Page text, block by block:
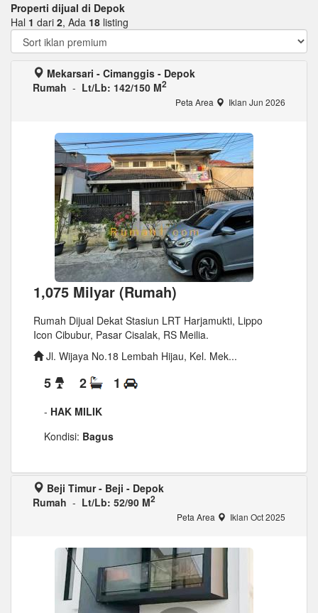
Properti dijual di Depok
Hal 1 dari 2, Ada 18 listing
Mekarsari - Cimanggis - Depok
Rumah - Lt/Lb: 142/150 M2
Peta Area Iklan Jun 2026
1,075 Milyar (Rumah)
Rumah Dijual Dekat Stasiun LRT Harjamukti, Lippo
Icon Cibubur, Pasar Cisalak, RS Meilia.
Jl. Wijaya No.18 Lembah Hijau, Kel. Mek...
5 2 1
- HAK MILIK
Kondisi: Bagus
Beji Timur - Beji - Depok
Rumah - Lt/Lb: 52/90 M2
Peta Area Iklan Oct 2025